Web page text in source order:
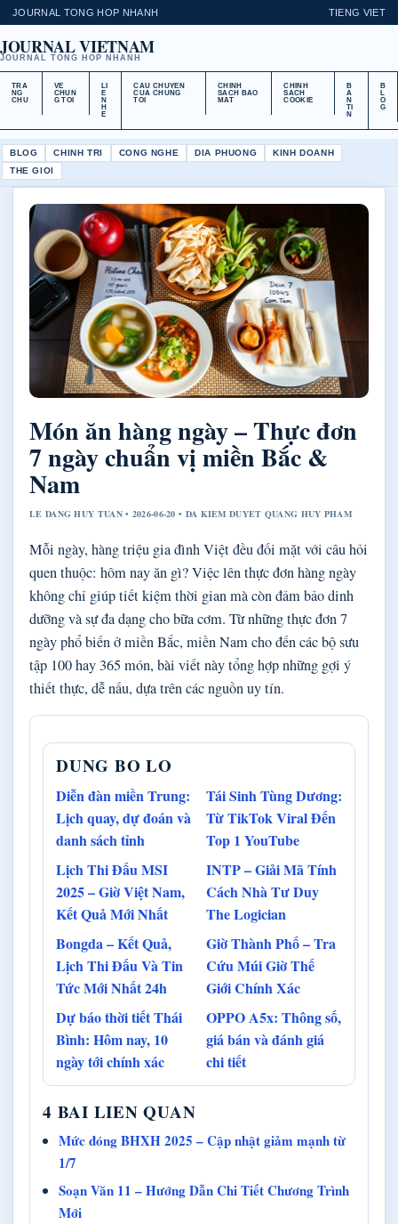
JOURNAL TONG HOP NHANH TIENG VIET
JOURNAL VIETNAM
JOURNAL TONG HOP NHANH
TRA
NG
CHU
VE
CHUN
G TOI
LI
E
N
H
E
CAU CHUYEN
CUA CHUNG
TOI
CHINH
SACH BAO
MAT
CHINH
SACH
COOKIE
B
A
N
TI
N
B
L
O
G
BLOG CHINH TRI CONG NGHE DIA PHUONG
KINH DOANH
THE GIOI
Món ăn hàng ngày – Thực đơn
7 ngày chuẩn vị miền Bắc &
Nam
LE DANG HUY TUAN • 2026-06-20 • DA KIEM DUYET QUANG HUY PHAM
Mỗi ngày, hàng triệu gia đình Việt đều đối mặt với câu hỏi
quen thuộc: hôm nay ăn gì? Việc lên thực đơn hàng ngày
không chỉ giúp tiết kiệm thời gian mà còn đảm bảo dinh
dưỡng và sự đa dạng cho bữa cơm. Từ những thực đơn 7
ngày phổ biến ở miền Bắc, miền Nam cho đến các bộ sưu
tập 100 hay 365 món, bài viết này tổng hợp những gợi ý
thiết thực, dễ nấu, dựa trên các nguồn uy tín.
DUNG BO LO
Diễn đàn miền Trung:
Lịch quay, dự đoán và
danh sách tỉnh
Tái Sinh Tùng Dương:
Từ TikTok Viral Đến
Top 1 YouTube
Lịch Thi Đấu MSI
2025 – Giờ Việt Nam,
Kết Quả Mới Nhất
INTP – Giải Mã Tính
Cách Nhà Tư Duy
The Logician
Bongda – Kết Quả,
Lịch Thi Đấu Và Tin
Tức Mới Nhất 24h
Giờ Thành Phố – Tra
Cứu Múi Giờ Thế
Giới Chính Xác
Dự báo thời tiết Thái
Bình: Hôm nay, 10
ngày tới chính xác
OPPO A5x: Thông số,
giá bán và đánh giá
chi tiết
4 BAI LIEN QUAN
Mức đóng BHXH 2025 – Cập nhật giảm mạnh từ
1/7
Soạn Văn 11 – Hướng Dẫn Chi Tiết Chương Trình
Mới